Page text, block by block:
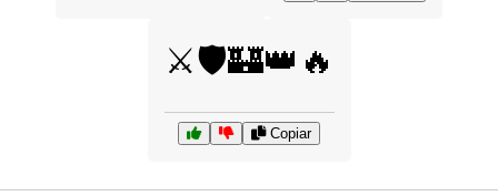
⚔️🛡️🏰👑🔥
Copiar